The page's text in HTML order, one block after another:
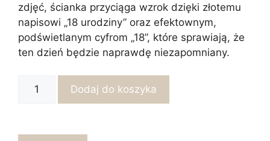
zdjęć, ścianka przyciąga wzrok dzięki złotemu
napisowi „18 urodziny” oraz efektownym,
podświetlanym cyfrom „18”, które sprawiają, że
ten dzień będzie naprawdę niezapomniany.
ilość
Dodaj do koszyka